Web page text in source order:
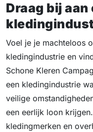
Draag bij
Voel je je machteloos
kledingindustrie en
Schone Kleren
een kledingindustrie
veilige
een eerlijk loon
kledingmerken en